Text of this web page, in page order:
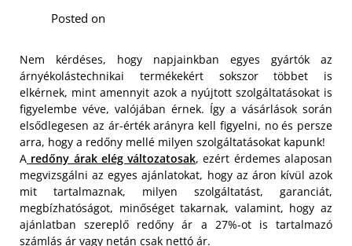
Posted on
Nem kérdéses, hogy napjainkban egyes gyártók az
árnyékolástechnikai termékekért sokszor többet is
elkérnek, mint amennyit azok a nyújtott szolgáltatásokat is
figyelembe véve, valójában érnek. Így a vásárlások során
elsődlegesen az ár-érték arányra kell figyelni, no és persze
arra, hogy a redőny mellé milyen szolgáltatásokat kapunk!
A redőny árak elég változatosak, ezért érdemes alaposan
megvizsgálni az egyes ajánlatokat, hogy az áron kívül azok
mit tartalmaznak, milyen szolgáltatást, garanciát,
megbízhatóságot, minőséget takarnak, valamint, hogy az
ajánlatban szereplő redőny ár a 27%-ot is tartalmazó
számlás ár vagy netán csak nettó ár.